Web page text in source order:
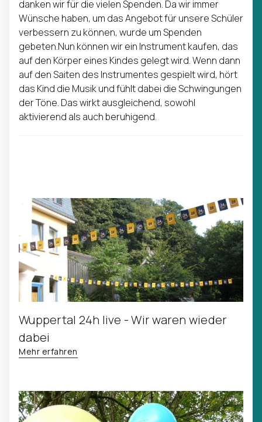
danken wir für die vielen Spenden. Da wir immer
Wünsche haben, um das Angebot für unsere Schüler
verbessern zu können, wurde um Spenden
gebeten.Nun können wir ein Instrument kaufen, das
auf den Körper eines Kindes gelegt wird. Wenn dann
auf den Saiten des Instrumentes gespielt wird, hört
das Kind die Musik und fühlt dabei die Schwingungen
der Töne. Das wirkt ausgleichend, sowohl
aktivierend als auch beruhigend.
Wuppertal 24h live - Wir waren wieder
dabei
Mehr erfahren